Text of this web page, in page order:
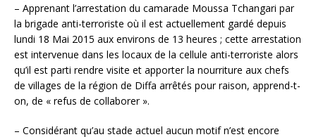
– Apprenant l’arrestation du camarade Moussa Tchangari par
la brigade anti-terroriste où il est actuellement gardé depuis
lundi 18 Mai 2015 aux environs de 13 heures ; cette arrestation
est intervenue dans les locaux de la cellule anti-terroriste alors
qu’il est parti rendre visite et apporter la nourriture aux chefs
de villages de la région de Diffa arrêtés pour raison, apprend-t-
on, de « refus de collaborer ».
– Considérant qu’au stade actuel aucun motif n’est encore